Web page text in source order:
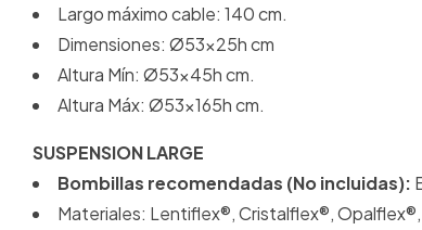
Largo máximo cable: 140 cm.
Dimensiones: Ø53x25h cm
Altura Mín: Ø53x45h cm.
Altura Máx: Ø53x165h cm.
SUSPENSION LARGE
Bombillas recomendadas (No incluidas):
Materiales: Lentiflex®, Cristalflex®,